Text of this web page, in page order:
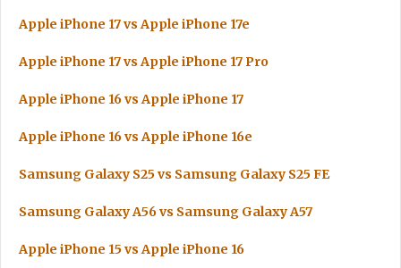
Apple iPhone 17 vs Apple iPhone 17e
Apple iPhone 17 vs Apple iPhone 17 Pro
Apple iPhone 16 vs Apple iPhone 17
Apple iPhone 16 vs Apple iPhone 16e
Samsung Galaxy S25 vs Samsung Galaxy S25 FE
Samsung Galaxy A56 vs Samsung Galaxy A57
Apple iPhone 15 vs Apple iPhone 16